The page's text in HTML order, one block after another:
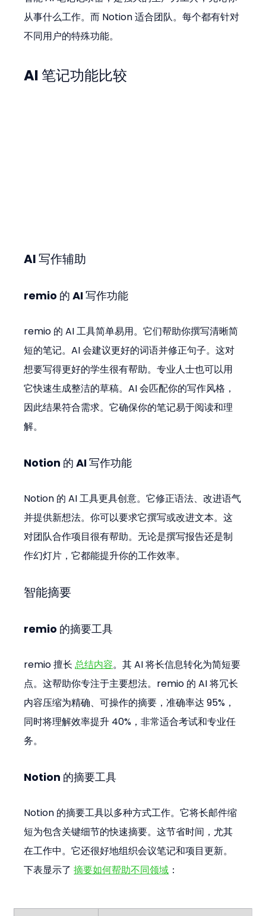
从事什么工作。而 Notion 适合团队。每个都有针对
不同用户的特殊功能。
AI 笔记功能比较
AI 写作辅助
remio 的 AI 写作功能
remio 的 AI 工具简单易用。它们帮助你撰写清晰简
短的笔记。AI 会建议更好的词语并修正句子。这对
想要写得更好的学生很有帮助。专业人士也可以用
它快速生成整洁的草稿。AI 会匹配你的写作风格，
因此结果符合需求。它确保你的笔记易于阅读和理
解。
Notion 的 AI 写作功能
Notion 的 AI 工具更具创意。它修正语法、改进语气
并提供新想法。你可以要求它撰写或改进文本。这
对团队合作项目很有帮助。无论是撰写报告还是制
作幻灯片，它都能提升你的工作效率。
智能摘要
remio 的摘要工具
remio 擅长 总结内容。其 AI 将长信息转化为简短要
点。这帮助你专注于主要想法。remio 的 AI 将冗长
内容压缩为精确、可操作的摘要，准确率达 95%，
同时将理解效率提升 40%，非常适合考试和专业任
务。
Notion 的摘要工具
Notion 的摘要工具以多种方式工作。它将长邮件缩
短为包含关键细节的快速摘要。这节省时间，尤其
在工作中。它还很好地组织会议笔记和项目更新。
下表显示了 摘要如何帮助不同领域 ：